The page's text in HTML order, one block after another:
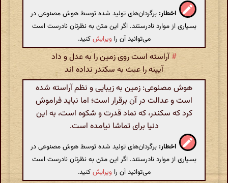
اخطار: برگردان‌های تولید شده توسط هوش مصنوعی در
بسیاری از موارد نادرستند. اگر این متن به نظرتان نادرست است
می‌توانید آن را ویرایشکنید.
#آراسته است روی زمین را به عدل و داد
آیینه را عبث به سکندر نداده اند
هوش مصنوعی: زمین به زیبایی و نظم آراسته شده
است و عدالت در آن برقرار است؛ اما نباید فراموش
کرد که سکندر، که نماد قدرت و شکوه است، به این
دنیا برای تماشا نیامده است.
اخطار: برگردان‌های تولید شده توسط هوش مصنوعی در
بسیاری از موارد نادرستند. اگر این متن به نظرتان نادرست است
می‌توانید آن را ویرایشکنید.